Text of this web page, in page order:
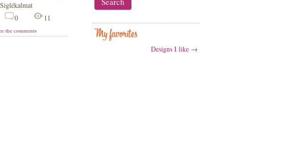
Siglékalmat
0 11
the comments My favorites
Designs I like →